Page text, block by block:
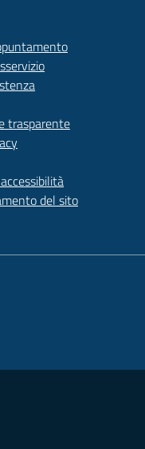
trasparente
del sito
del Comune di San